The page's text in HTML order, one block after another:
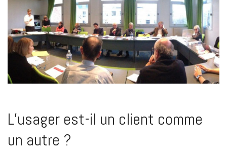
L’usager est-il un client comme
un autre ?